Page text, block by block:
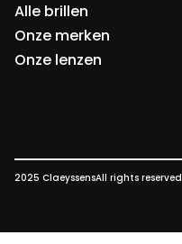
Alle brillen
Onze merken
Onze lenzen
2025 ClaeyssensAll rights reserved